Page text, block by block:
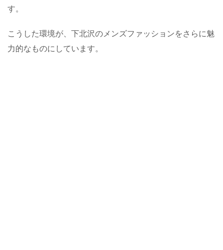
す。
こうした環境が、下北沢のメンズファッションをさらに魅
力的なものにしています。